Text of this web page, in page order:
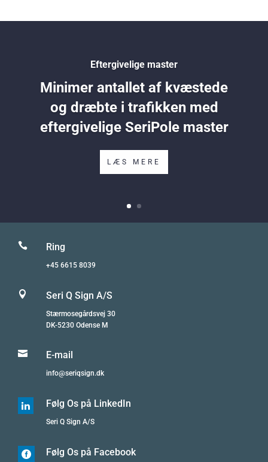
Eftergivelige master
Minimer antallet af kvæstede
og dræbte i trafikken med
eftergivelige SeriPole master
LÆS MERE
 Ring
+45 6615 8039
 Seri Q Sign A/S
Stærmosegårdsvej 30
DK-5230 Odense M
 E-mail
info@seriqsign.dk
 Følg Os på LinkedIn
Seri Q Sign A/S
 Følg Os på Facebook